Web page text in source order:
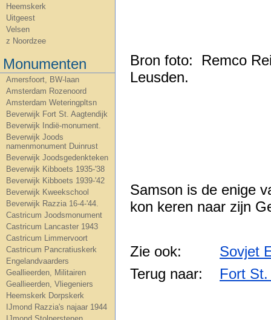
Heemskerk
Uitgeest
Velsen
z Noordzee
Monumenten
Amersfoort, BW-laan
Amsterdam Rozenoord
Amsterdam Weteringpltsn
Beverwijk Fort St. Aagtendijk
Beverwijk Indië-monument.
Beverwijk Joods
namenmonument Duinrust
Beverwijk Joodsgedenkteken
Beverwijk Kibboets 1935-'38
Beverwijk Kibboets 1939-'42
Beverwijk Kweekschool
Beverwijk Razzia 16-4-'44.
Castricum Joodsmonument
Castricum Lancaster 1943
Castricum Limmervoort
Castricum Pancratiuskerk
Engelandvaarders
Geallieerden, Militairen
Geallieerden, Vliegeniers
Heemskerk Dorpskerk
IJmond Razzia's najaar 1944
Bron foto: Remco
Leusden.
Samson is de enige
kon keren naar zijn
Zie ook: Sovjet
Terug naar: Fort